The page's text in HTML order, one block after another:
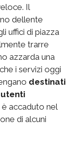
Il
dellente
uffici di piazza
trarre
azzarda una
i servizi oggi
destinati
è accaduto nel
di alcuni